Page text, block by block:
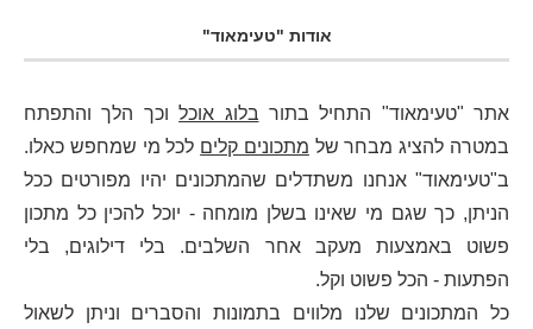
אודות "טעימאוד"
אתר "טעימאוד" התחיל בתור בלוג אוכלוכך הלך והתפתח
במטרה להציג מבחר של מתכונים קלים לכל מי שמחפש כאלו.
ב"טעימאוד" אנחנו משתדלים שהמתכונים יהיו מפורטים ככל
הניתן, כך שגם מי שאינו בשלן מומחה - יוכל להכין כל מתכון
פשוט באמצעות מעקב אחר השלבים. בלי דילוגים, בלי
הפתעות - הכל פשוט וקל.
כל המתכונים שלנו מלווים בתמונות והסברים וניתן לשאול